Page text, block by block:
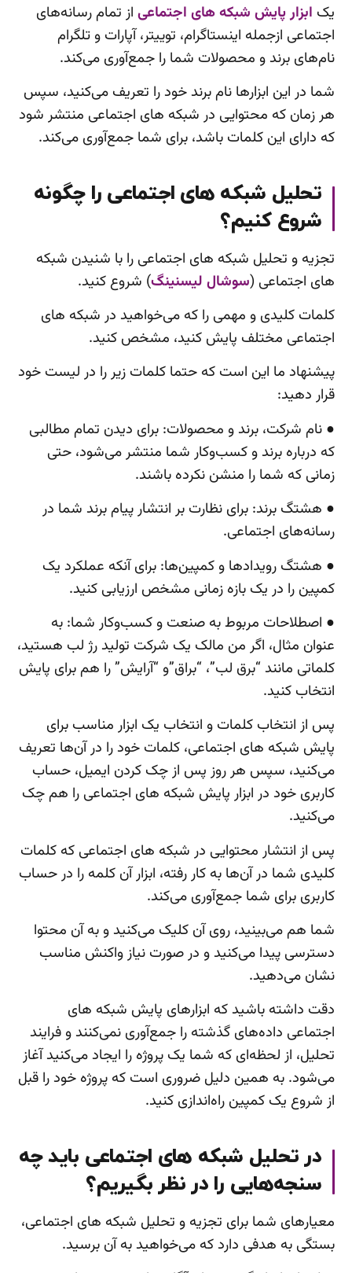
یک ابزار پایش شبکه های اجتماعی از تمام رسانه‌های
اجتماعی ازجمله اینستاگرام، توییتر، آپارات و تلگرام
نام‌های برند و محصولات شما را جمع‌آوری می‌کند.
شما در این ابزارها نام برند خود را تعریف می‌کنید، سپس
هر زمان که محتوایی در شبکه های اجتماعی منتشر شود
که دارای این کلمات باشد، برای شما جمع‌آوری می‌کند.
تحلیل شبکه های اجتماعی را چگونه
شروع کنیم؟
تجزیه و تحلیل شبکه های اجتماعی را با شنیدن شبکه
های اجتماعی (سوشال لیسنینگ) شروع کنید.
کلمات کلیدی و مهمی را که می‌خواهید در شبکه های
اجتماعی مختلف پایش کنید، مشخص کنید.
پیشنهاد ما این است که حتما کلمات زیر را در لیست خود
قرار دهید:
● نام شرکت، برند و محصولات: برای دیدن تمام مطالبی
که درباره برند و کسب‌وکار شما منتشر می‌شود، حتی
زمانی که شما را منشن نکرده باشند.
● هشتگ برند: برای نظارت بر انتشار پیام برند شما در
رسانه‌های اجتماعی.
● هشتگ رویدادها و کمپین‌ها: برای آنکه عملکرد یک
کمپین را در یک بازه زمانی مشخص ارزیابی کنید.
● اصطلاحات مربوط به صنعت و کسب‌وکار شما: به
عنوان مثال، اگر من مالک یک شرکت تولید رژ لب هستید،
کلماتی مانند “برق لب”، “براق”و “آرایش” را هم برای پایش
انتخاب کنید.
پس از انتخاب کلمات و انتخاب یک ابزار مناسب برای
پایش شبکه های اجتماعی، کلمات خود را در آن‌ها تعریف
می‌کنید، سپس هر روز پس از چک کردن ایمیل، حساب
کاربری خود در ابزار پایش شبکه های اجتماعی را هم چک
می‌کنید.
پس از انتشار محتوایی در شبکه های اجتماعی که کلمات
کلیدی شما در آن‌ها به کار رفته، ابزار آن کلمه را در حساب
کاربری برای شما جمع‌آوری می‌کند.
شما هم می‌بینید، روی آن کلیک می‌کنید و به آن محتوا
دسترسی پیدا می‌کنید و در صورت نیاز واکنش مناسب
نشان می‌دهید.
دقت داشته باشید که ابزارهای پایش شبکه های
اجتماعی داده‌های گذشته را جمع‌آوری نمی‌کنند و فرایند
تحلیل، از لحظه‌ای که شما یک پروژه را ایجاد می‌کنید آغاز
می‌شود. به همین دلیل ضروری است که پروژه خود را قبل
از شروع یک کمپین راه‌اندازی کنید.
در تحلیل شبکه های اجتماعی باید چه
سنجه‌هایی را در نظر بگیریم؟
معیارهای شما برای تجزیه و تحلیل شبکه های اجتماعی،
بستگی به هدفی دارد که می‌خواهید به آن برسید.